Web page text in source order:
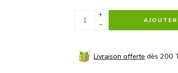
+
−
Livraison offerte dès 200